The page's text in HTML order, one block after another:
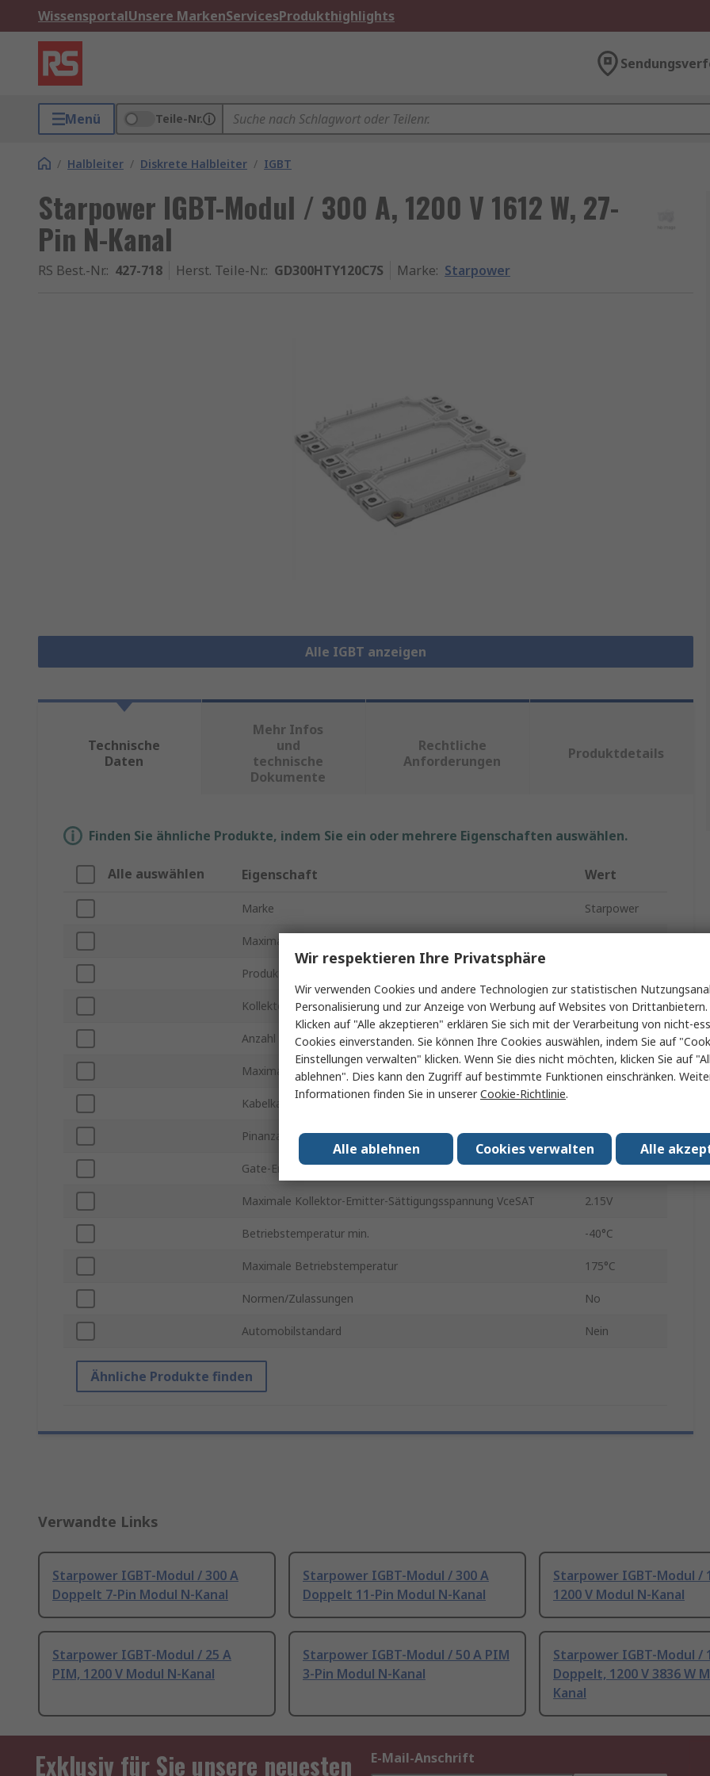
WissensportalUnsere MarkenServicesProdukthighlights
Menü Teile-Nr.
/ Halbleiter / Diskrete Halbleiter / IGBT
Starpower IGBT-Modul / 300 A, 1200 V 1612 W, 27-
Pin N-Kanal
RS Best.-Nr.: 427-718 Herst. Teile-Nr.: GD300HTY120C7S Marke: Starpower
Alle IGBT anzeigen
Technische
Daten
Mehr Infos
und
technische
Dokumente
Rechtliche
Anforderungen
Produktdetails
Finden Sie ähnliche Produkte, indem Sie ein oder mehrere Eigenschaften auswählen.
Alle auswählen Eigenschaft Wert
Marke Starpower
Maximaler kontinuierlicher Kollektorstrom Ic
Produkt Typ
Kollektor-Emitter Spannung max. Vceo 1200V
Anzahl an Transistoren 6
Maximale Verlustleistung Pd 1612W
Kabelkanaltyp
Pinanzahl 27
Gate-Emitter-Spannung max. VGEO ±20 V
Maximale Kollektor-Emitter-Sättigungsspannung VceSAT 2.15V
Betriebstemperatur min. -40°C
Maximale Betriebstemperatur 175°C
Normen/Zulassungen No
Automobilstandard Nein
Ähnliche Produkte finden
Verwandte Links
Starpower IGBT-Modul / 300 A
Doppelt 7-Pin Modul N-Kanal
Starpower IGBT-Modul / 300 A
Doppelt 11-Pin Modul N-Kanal
Starpower IGBT-Modul /
1200 V Modul N-Kanal
Starpower IGBT-Modul / 25 A
PIM, 1200 V Modul N-Kanal
Starpower IGBT-Modul / 50 A PIM
3-Pin Modul N-Kanal
Starpower IGBT-Modul /
Doppelt, 1200 V 3836 W
Kanal
Exklusiv für Sie unsere neuesten E-Mail-Anschrift
Wir respektieren Ihre Privatsphäre
Wir verwenden Cookies und andere Technologien zur statistischen
Personalisierung und zur Anzeige von Werbung auf Websites von
Klicken auf "Alle akzeptieren" erklären Sie sich mit der Verarbeitung von nicht-
Cookies einverstanden. Sie können Ihre Cookies auswählen, indem Sie auf
Einstellungen verwalten" klicken. Wenn Sie dies nicht möchten, klicken Sie auf
ablehnen". Dies kann den Zugriff auf bestimmte Funktionen einschränken.
Informationen finden Sie in unsererCookie-Richtlinie.
Alle
Cookies verwalten
Alle ablehnen